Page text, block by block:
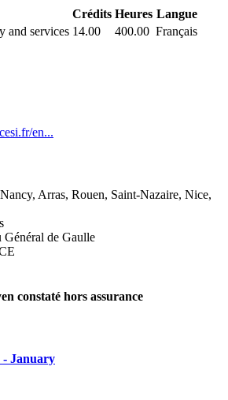
Crédits Heures Langue
and services 14.00 400.00 Français
en...
Arras, Rouen, Saint-Nazaire, Nice,
Général de Gaulle
constaté hors assurance
- January